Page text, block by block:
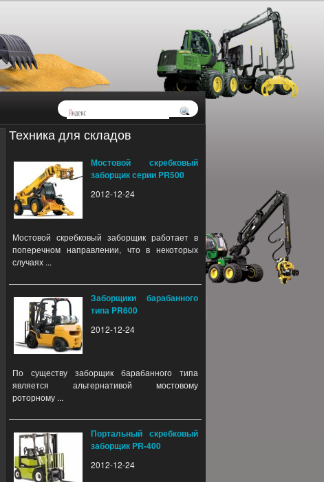
Техника для складов
Мостовой скребковый
заборщик серии PR500
Мостовой скребковый заборщик работает в
поперечном направлении, что в некоторых
случаях ...
2012-12-24
Заборщики барабанного
типа PR600
По существу заборщик барабанного типа
является альтернативой мостовому
роторному ...
2012-12-24
Портальный скребковый
заборщик PR-400
2012-12-24